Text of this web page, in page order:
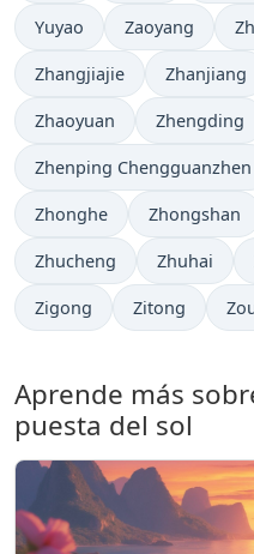
Yuyao Zaoyang
Zhangjiajie Zhanjiang
Zhaoyuan Zhengding
Zhenping Chengguanzhen
Zhonghe Zhongshan
Zhucheng Zhuhai
Zigong Zitong
Aprende más
puesta del sol